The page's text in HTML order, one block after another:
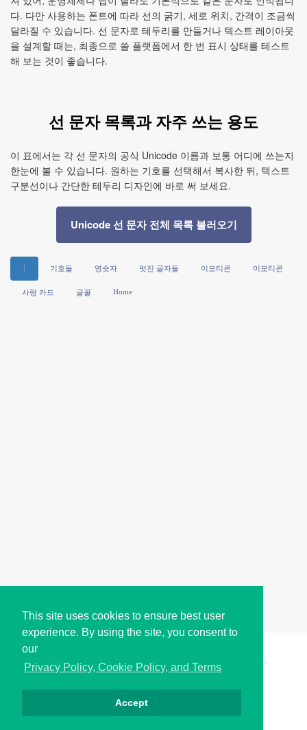
This site uses cookies to ensure best user
experience. By using the site, you consent to
our
Privacy Policy, Cookie Policy, and Terms
Accept
다. 다만 사용하는 폰트에 따라 선의 굵기, 세로 위치, 간격이 조금씩
달라질 수 있습니다. 선 문자로 테두리를 만들거나 텍스트 레이아웃
을 설계할 때는, 최종으로 쓸 플랫폼에서 한 번 표시 상태를 테스트
해 보는 것이 좋습니다.
선 문자 목록과 자주 쓰는 용도
이 표에서는 각 선 문자의 공식 Unicode 이름과 보통 어디에 쓰는지
한눈에 볼 수 있습니다. 원하는 기호를 선택해서 복사한 뒤, 텍스트
구분선이나 간단한 테두리 디자인에 바로 써 보세요.
Unicode 선 문자 전체 목록 불러오기
┆ 기호들 영숫자 멋진 글자들 이모티콘 이모티콘
사랑 카드 글꼴 Home
Copyright © i2Symbol 2011-2026, Sciweavers LLC 197
Privacy Cookies Terms Contact About